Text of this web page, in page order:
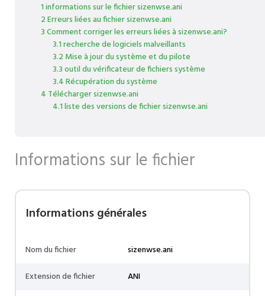
1 informations sur le fichier sizenwse.ani
2 Erreurs liées au fichier sizenwse.ani
3 Comment corriger les erreurs liées à sizenwse.ani?
3.1 recherche de logiciels malveillants
3.2 Mise à jour du système et du pilote
3.3 outil du vérificateur de fichiers système
3.4 Récupération du système
4 Télécharger sizenwse.ani
4.1 liste des versions de fichier sizenwse.ani
Informations sur le fichier
Informations générales
Nom du fichier
sizenwse.ani
Extension de fichier
ANI